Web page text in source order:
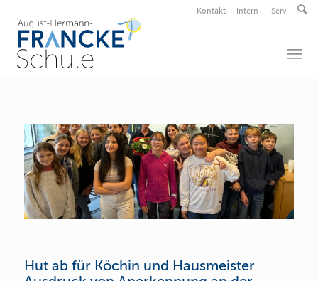
Kontakt Intern IServ
Hut ab für Köchin und Hausmeister